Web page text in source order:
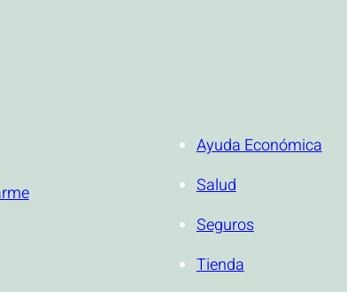
Ayuda Económica
Salud
Seguros
Tienda